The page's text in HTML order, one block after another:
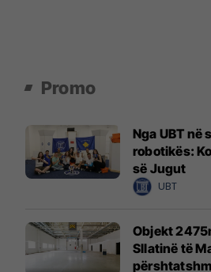
Promo
Nga UBT në
robotikës:
së Jugut
UBT
Objekt
Sllatinë të